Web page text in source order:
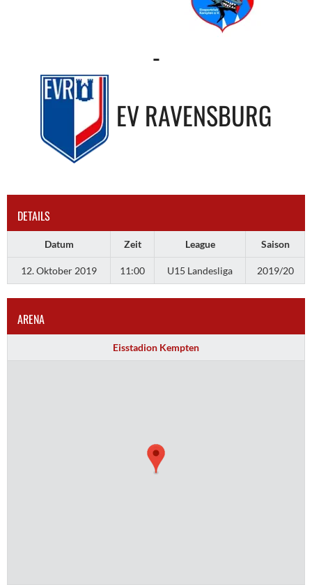
-
EV RAVENSBURG
DETAILS
Datum Zeit League Saison
12. Oktober 2019 11:00 U15 Landesliga 2019/20
ARENA
Eisstadion Kempten